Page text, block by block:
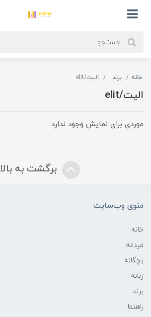
خانه برند الیت/elit
الیت/elit
موردی برای نمایش وجود ندارد.
برگشت به بالا
منوی وب‌سایت
خانه
مردانه
بچگانه
زنانه
برند
راهنما